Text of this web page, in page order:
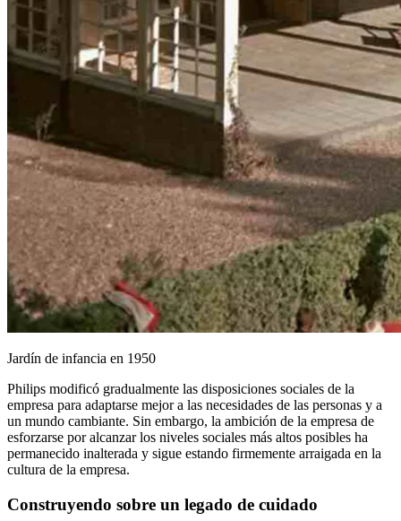
Jardín de infancia en 1950
Philips modificó gradualmente las disposiciones sociales de la
empresa para adaptarse mejor a las necesidades de las personas y a
un mundo cambiante. Sin embargo, la ambición de la empresa de
esforzarse por alcanzar los niveles sociales más altos posibles ha
permanecido inalterada y sigue estando firmemente arraigada en la
cultura de la empresa.
Construyendo sobre un legado de cuidado